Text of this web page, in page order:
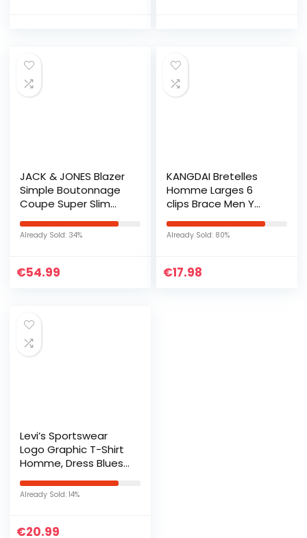
JACK & JONES Blazer
Simple Boutonnage
Coupe Super Slim
Medieval Blue 48
Already Sold: 34%
€54.99
KANGDAI Bretelles
Homme Larges 6
clips Brace Men Y
ajustables
m¨¦tal fort (Noir)
Already Sold: 80%
€17.98
Levi’s Sportswear
Logo Graphic T-Shirt
Homme, Dress Blues,
Already Sold: 14%
€20.99